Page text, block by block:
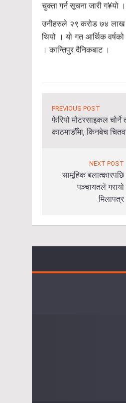
चुक्ता गर्न सूचना जारी ग¥यो ।
उनीहरुले २९ करोड ७४ लाख
थियो । यो गत आर्थिक वर्षको
। कान्तिपुर दैनिकबाट ।
PREVIOUS POST
फेरियो मोटरसाइकल चोर्ने
काठमाडौँमा, किनबेच
NEXT POST
सामूहिक बलात्कारपछि
पञ्चायतले गरायो
मिलापत्र